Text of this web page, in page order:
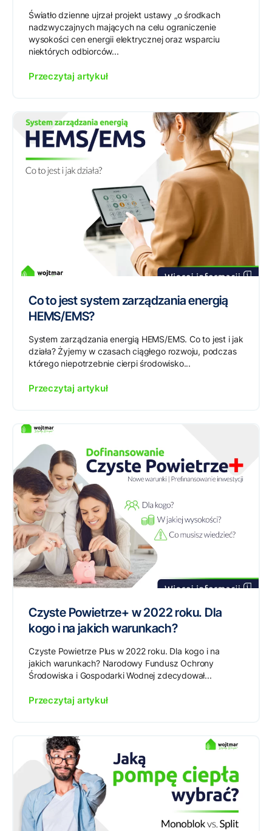
Światło dzienne ujrzał projekt ustawy „o środkach
nadzwyczajnych mających na celu ograniczenie
wysokości cen energii elektrycznej oraz wsparciu
niektórych odbiorców...
Przeczytaj artykuł
Co to jest system zarządzania energią
HEMS/EMS?
System zarządzania energią HEMS/EMS. Co to jest i jak
działa? Żyjemy w czasach ciągłego rozwoju, podczas
którego niepotrzebnie cierpi środowisko...
Przeczytaj artykuł
Czyste Powietrze+ w 2022 roku. Dla
kogo i na jakich warunkach?
Czyste Powietrze Plus w 2022 roku. Dla kogo i na
jakich warunkach? Narodowy Fundusz Ochrony
Środowiska i Gospodarki Wodnej zdecydował...
Przeczytaj artykuł